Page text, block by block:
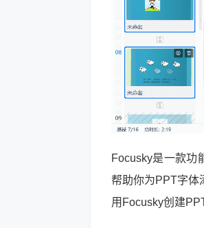
Focusky是一款功
帮助你为PPT字体
用Focusky创建